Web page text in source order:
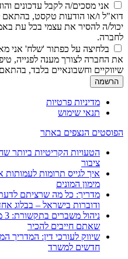
אני מסכים/ה לקבל עדכונים
דוא"ל ו/או הודעות טקסט, בהתאם
יכול/ה להסיר את עצמי בכל עת
לחברה.
בלחיצה על כפתור 'שלח' אני
את החברה לצורך מענה לפנייה,
שיווקיים וחשבונאיים בלבד,
מדיניות פרטיות
תנאי שימוש
הפוסטים הנצפים באתר
הטעויות הקריטיות ביותר
ציבור
איך לגייס תרומות
מימון המונים
מדריך: כל מה שרציתם
ודוברות בישראל – בבלוג
שאתם חייבים להכיר
שיווק לעורכי דין: המדריך
חדשים למשרד